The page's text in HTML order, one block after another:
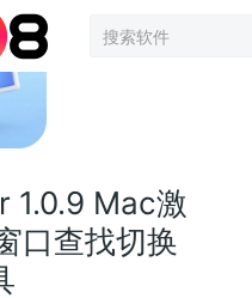
登录
1.0.9 Mac激
口查找切换